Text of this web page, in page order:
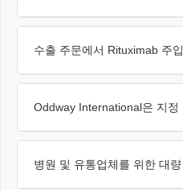
수출 주문에서 Rituximab 주
Oddway International은 지
병원 및 유통업체를 위한 대